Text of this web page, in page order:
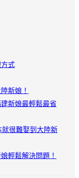
式
新娘！
新娘最輕鬆最省
很難娶到大陸新
輕鬆解決問題！